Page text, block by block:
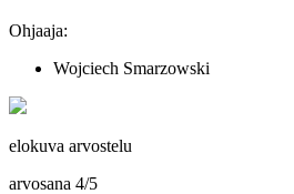
Ohjaaja:
Wojciech Smarzowski
elokuva arvostelu
arvosana 4/5